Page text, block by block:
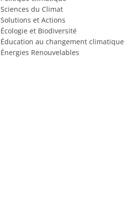
Sciences du Climat
Solutions et Actions
Écologie et Biodiversité
Éducation au changement climatique
Énergies Renouvelables